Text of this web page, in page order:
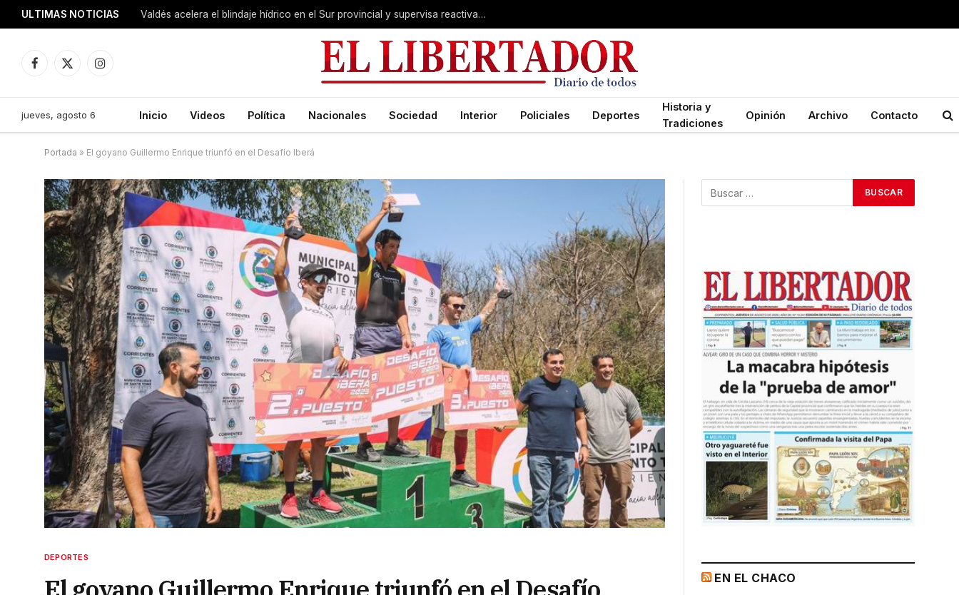
ULTIMAS NOTICIAS Valdés acelera el blindaje hídrico en el Sur provincial y supervisa reactivación de ruta
Facebook
X
Instagram
jueves, agosto 6 Inicio Videos Política Nacionales Sociedad Interior Policiales Deportes
Historia y
Tradiciones
Opinión Archivo Contacto
Portada » El goyano Guillermo Enrique triunfó en el Desafío Iberá
DEPORTES
EN EL CHACO